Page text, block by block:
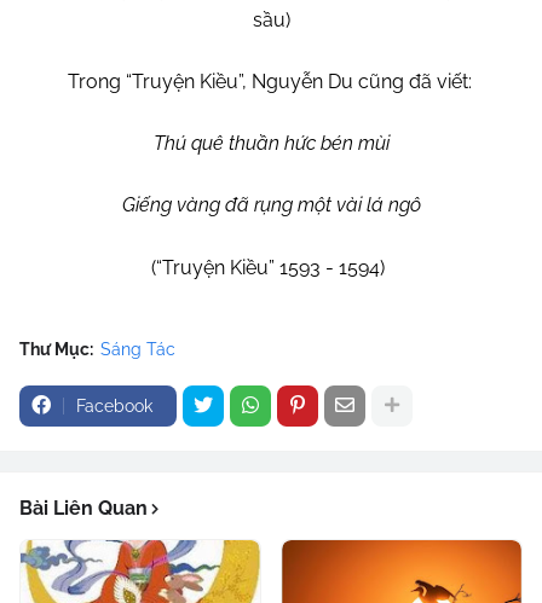
sầu)
Trong “Truyện Kiều”, Nguyễn Du cũng đã viết:
Thú quê thuần hức bén mùi
Giếng vàng đã rụng một vài lá ngô
(“Truyện Kiều” 1593 - 1594)
Thư Mục: Sáng Tác
Facebook
Bài Liên Quan